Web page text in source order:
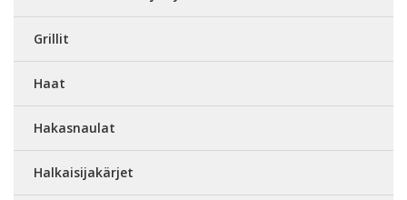
Grillit
Haat
Hakasnaulat
Halkaisijakärjet